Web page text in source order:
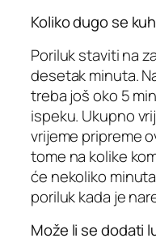
Koliko dugo se
Poriluk staviti na
desetak minuta.
treba još oko 5
ispeku. Ukupno
vrijeme pripreme
tome na kolike
će nekoliko
poriluk kada je
Može li se dodati